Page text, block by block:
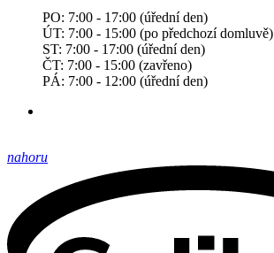
PO: 7:00 - 17:00 (úřední den)
ÚT: 7:00 - 15:00 (po předchozí domluvě)
ST: 7:00 - 17:00 (úřední den)
ČT: 7:00 - 15:00 (zavřeno)
PÁ: 7:00 - 12:00 (úřední den)
nahoru